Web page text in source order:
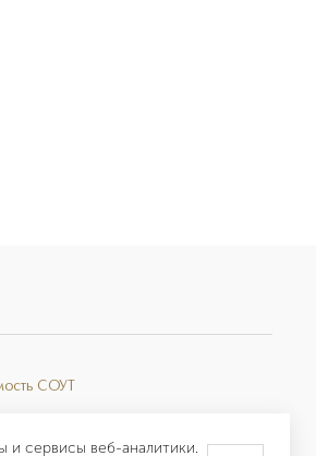
сервисы веб-аналитики.
СОУТ